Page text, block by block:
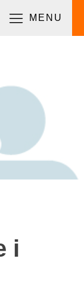
MENU
i